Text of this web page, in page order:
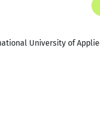
University of